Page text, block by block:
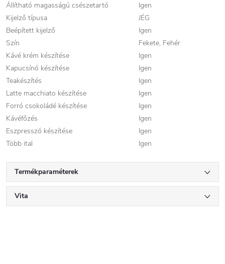
Állítható magasságú csészetartó
Igen
Kijelző típusa
JÉG
Beépített kijelző
Igen
Szín
Fekete, Fehér
Kávé krém készítése
Igen
Kapucsínó készítése
Igen
Teakészítés
Igen
Latte macchiato készítése
Igen
Forró csokoládé készítése
Igen
Kávéfőzés
Igen
Eszpresszó készítése
Igen
Több ital
Igen
Termékparaméterek
Vita